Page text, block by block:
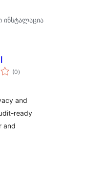
ინსტალაცია
(0საერთო
რეიტინგი
)
and
ready
and